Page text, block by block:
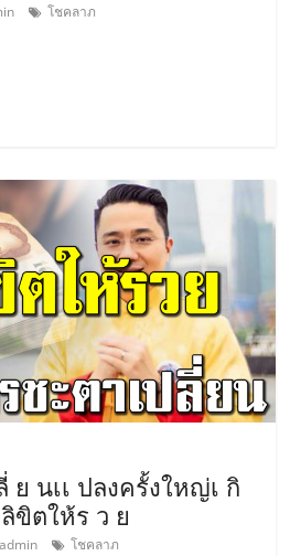
โชคลาภ
ย นเเ ปลงครั้งใหญ่เ กิ
ขิตให้ร ว ย
admin โชคลาภ